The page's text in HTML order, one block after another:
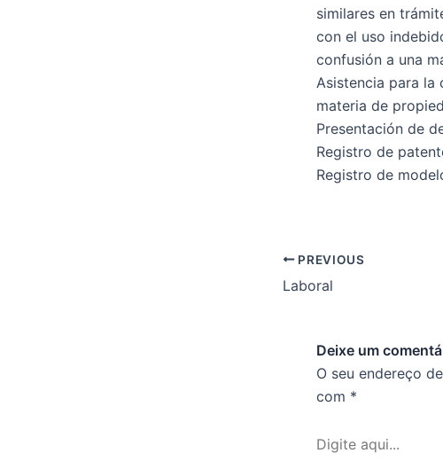
similares en
con el uso
confusión a una
Asistencia para la
materia de
Presentación de
Registro de
Registro de
PREVIOUS
Laboral
Deixe um
O seu endereço
com *